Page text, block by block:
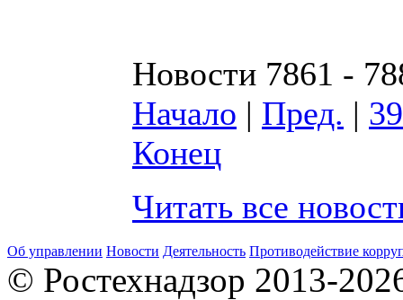
Новости 7861 -
Начало | Пред. |
Конец
Читать все
Об управлении Новости Деятельность Противодействие
© Ростехнадзор 2013-